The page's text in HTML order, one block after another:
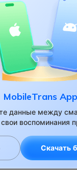
GBWhatsApp
с
к ПК. Затем
MobileTrans App
данные между
воспоминания
Скачать